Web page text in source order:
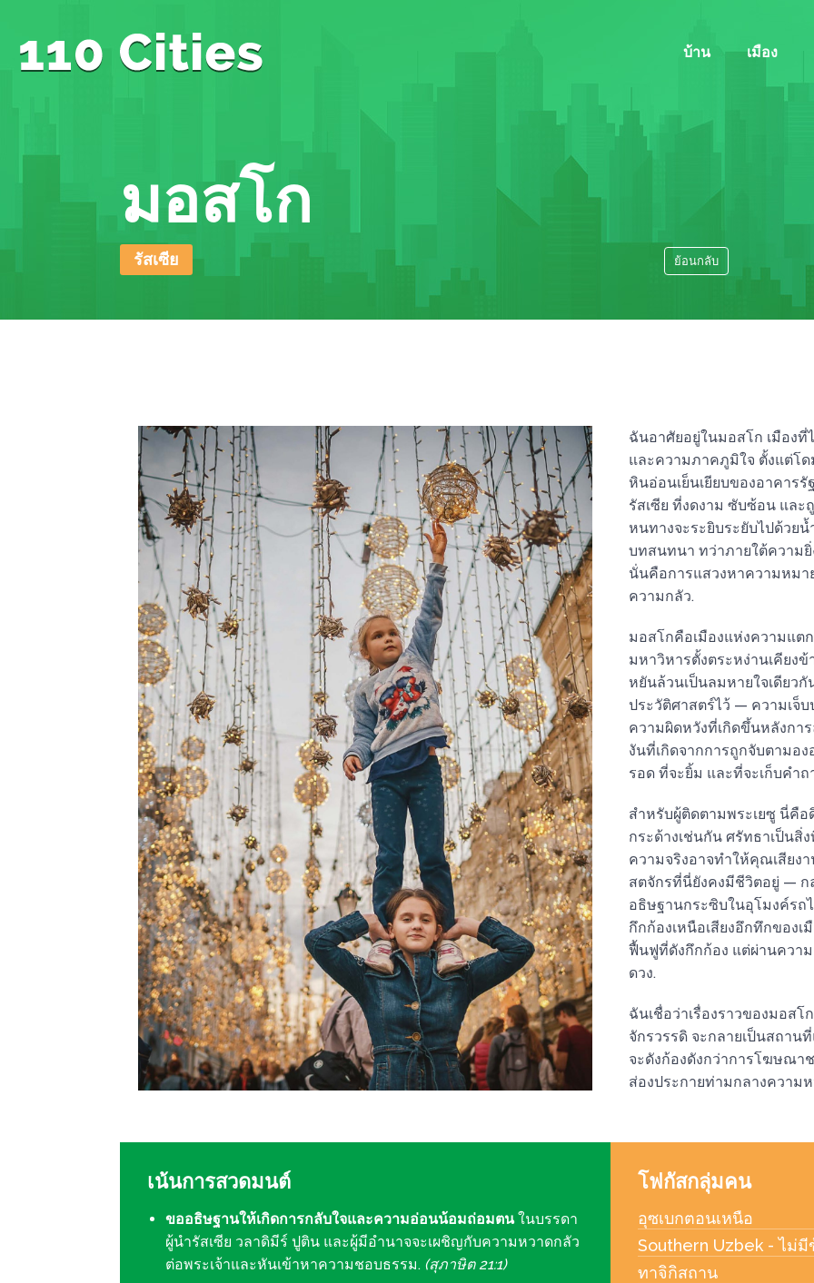
บ้าน เมือง
มอสโก
รัสเซีย ย้อนกลับ
ฉันอาศัยอยู่ในมอสโก เมืองที่
และความภาคภูมิใจ ตั้งแต่โ
หินอ่อนเย็นเยียบของอาคาร
รัสเซีย ที่งดงาม ซับซ้อน แล
หนทางจะระยิบระยับไปด้วย
บทสนทนา ทว่าภายใต้ความ
นั่นคือการแสวงหาความหม
ความกลัว.
มอสโกคือเมืองแห่งความแต
มหาวิหารตั้งตระหง่านเคียง
หยันล้วนเป็นลมหายใจเดียว
ประวัติศาสตร์ไว้ — ความเจ็
ความผิดหวังที่เกิดขึ้นหลังกา
งันที่เกิดจากการถูกจับตามอง
รอด ที่จะยิ้ม และที่จะเก็บคำ
สำหรับผู้ติดตามพระเยซู นี่คื
กระด้างเช่นกัน ศรัทธาเป็นสิ่
ความจริงอาจทำให้คุณเสียง
สตจักรที่นี่ยังคงมีชีวิตอยู่ — ก
อธิษฐานกระซิบในอุโมงค์รถ
กึกก้องเหนือเสียงอึกทึกของเ
ฟื้นฟูที่ดังกึกก้อง แต่ผ่านควา
ดวง.
ฉันเชื่อว่าเรื่องราวของมอสโ
จักรวรรดิ จะกลายเป็นสถาน
จะดังก้องดังกว่าการโฆษณา
ส่องประกายท่ามกลางความ
เน้นการสวดมนต์
ขออธิษฐานให้เกิดการกลับใจและความอ่อนน้อมถ่อมตนในบรรดา
ผู้นำรัสเซีย วลาดิมีร์ ปูติน และผู้มีอำนาจจะเผชิญกับความหวาดกลัว
ต่อพระเจ้าและหันเข้าหาความชอบธรรม. (สุภาษิต 21:1)
โฟกัสกลุ่มคน
อุซเบกตอนเหนือ
Southern Uzbek - ไม่มี
ทาจิกิสถาน